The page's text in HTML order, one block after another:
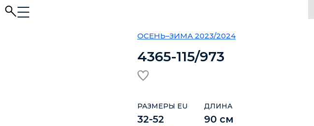
ОСЕНЬ–ЗИМА 2023/2024
4365-115/973
РАЗМЕРЫ EU
32-52
ДЛИНА
90 см